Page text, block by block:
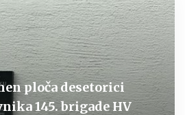
ploča desetorici
145. brigade HV